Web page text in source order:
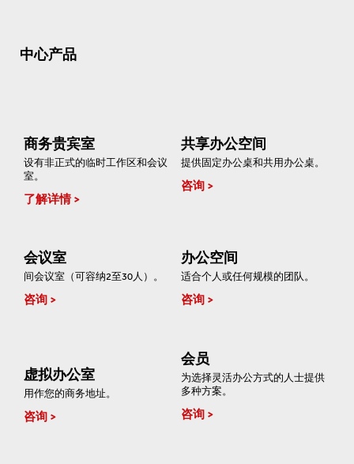
中心产品
商务贵宾室
设有非正式的临时工作区和会议
室。
了解详情
共享办公空间
提供固定办公桌和共用办公桌。
咨询
会议室
间会议室（可容纳2至30人）。
咨询
办公空间
适合个人或任何规模的团队。
咨询
虚拟办公室
用作您的商务地址。
咨询
会员
为选择灵活办公方式的人士提供
多种方案。
咨询